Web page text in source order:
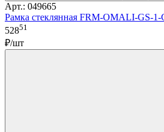
Арт.: 049665
Рамка стеклянная FRM-OMALI-GS-
52851
₽/шт